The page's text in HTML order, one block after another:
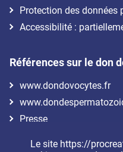
Le site https://
Protection des données
Accessibilité :
Références sur le don
www.dondovocytes.fr
Presse